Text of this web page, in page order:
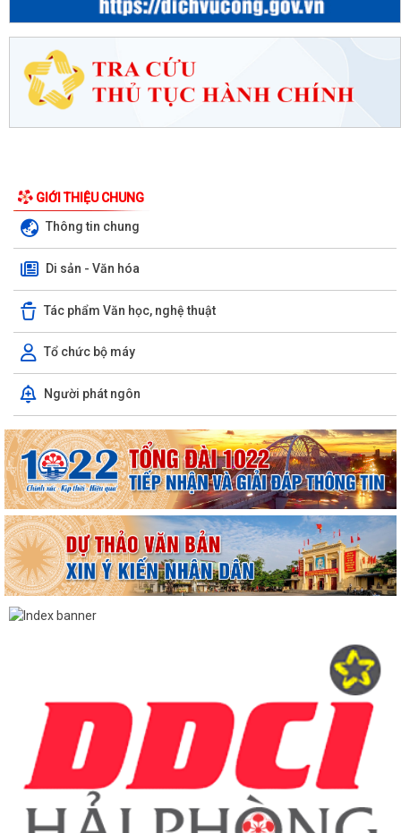
GIỚI THIỆU CHUNG
Thông tin chung
Di sản - Văn hóa
Tác phẩm Văn học, nghệ thuật
Tổ chức bộ máy
Người phát ngôn
TUYÊN TRUYỀN, QUÁN TRIỆT NGHỊ QUYẾT SỐ 11-NQ/TU: QUYẾT
TÂM TẠO ĐỘNG LỰC MỚI CHO TĂNG TRƯỞNG KINH TẾ...
PHƯỜNG HẢI AN TẬP HUẤN HƯỚNG DẪN BẢO ĐẢM AN TOÀN THÔNG